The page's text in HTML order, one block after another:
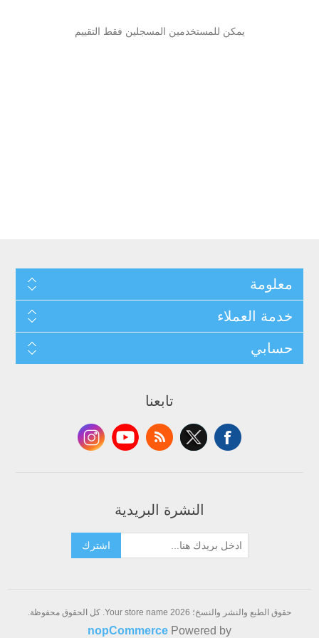
يمكن للمستخدمين المسجلين فقط التقييم
معلومة
خدمة العملاء
حسابي
تابعنا
النشرة البريدية
اشترك
حقوق الطبع والنشر والنسخ؛ 2026 Your store name. كل الحقوق محفوظة.
Powered by
nopCommerce